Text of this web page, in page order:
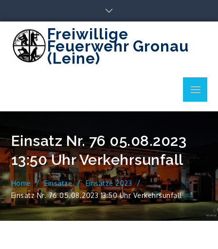
content
Freiwillige
Feuerwehr Gronau
(Leine)
Menu
Einsatz Nr. 76 05.08.2023
13:50 Uhr Verkehrsunfall
Home Einsätze
Einsätze 2023
Einsatz Nr. 76 05.08.2023 13:50 Uhr Verkehrsunfall